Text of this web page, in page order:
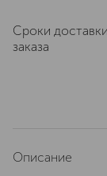
Сроки
заказа
Описание